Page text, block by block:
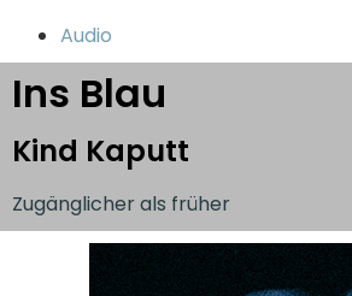
Audio
Ins Blau
Kind Kaputt
Zugänglicher als früher